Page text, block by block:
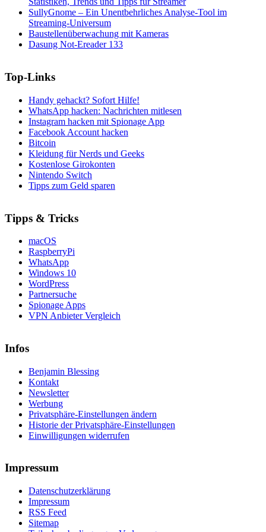
SullyGnome – Ein Unentbehrliches Analyse-Tool im
Streaming-Universum
Baustellenüberwachung mit Kameras
Dasung Not-Ereader 133
Top-Links
Handy gehackt? Sofort Hilfe!
WhatsApp hacken: Nachrichten mitlesen
Instagram hacken mit Spionage App
Facebook Account hacken
Bitcoin
Kleidung für Nerds und Geeks
Kostenlose Girokonten
Nintendo Switch
Tipps zum Geld sparen
Tipps & Tricks
macOS
RaspberryPi
WhatsApp
Windows 10
WordPress
Partnersuche
Spionage Apps
VPN Anbieter Vergleich
Infos
Benjamin Blessing
Kontakt
Newsletter
Werbung
Privatsphäre-Einstellungen ändern
Historie der Privatsphäre-Einstellungen
Einwilligungen widerrufen
Impressum
Datenschutzerklärung
Impressum
RSS Feed
Sitemap